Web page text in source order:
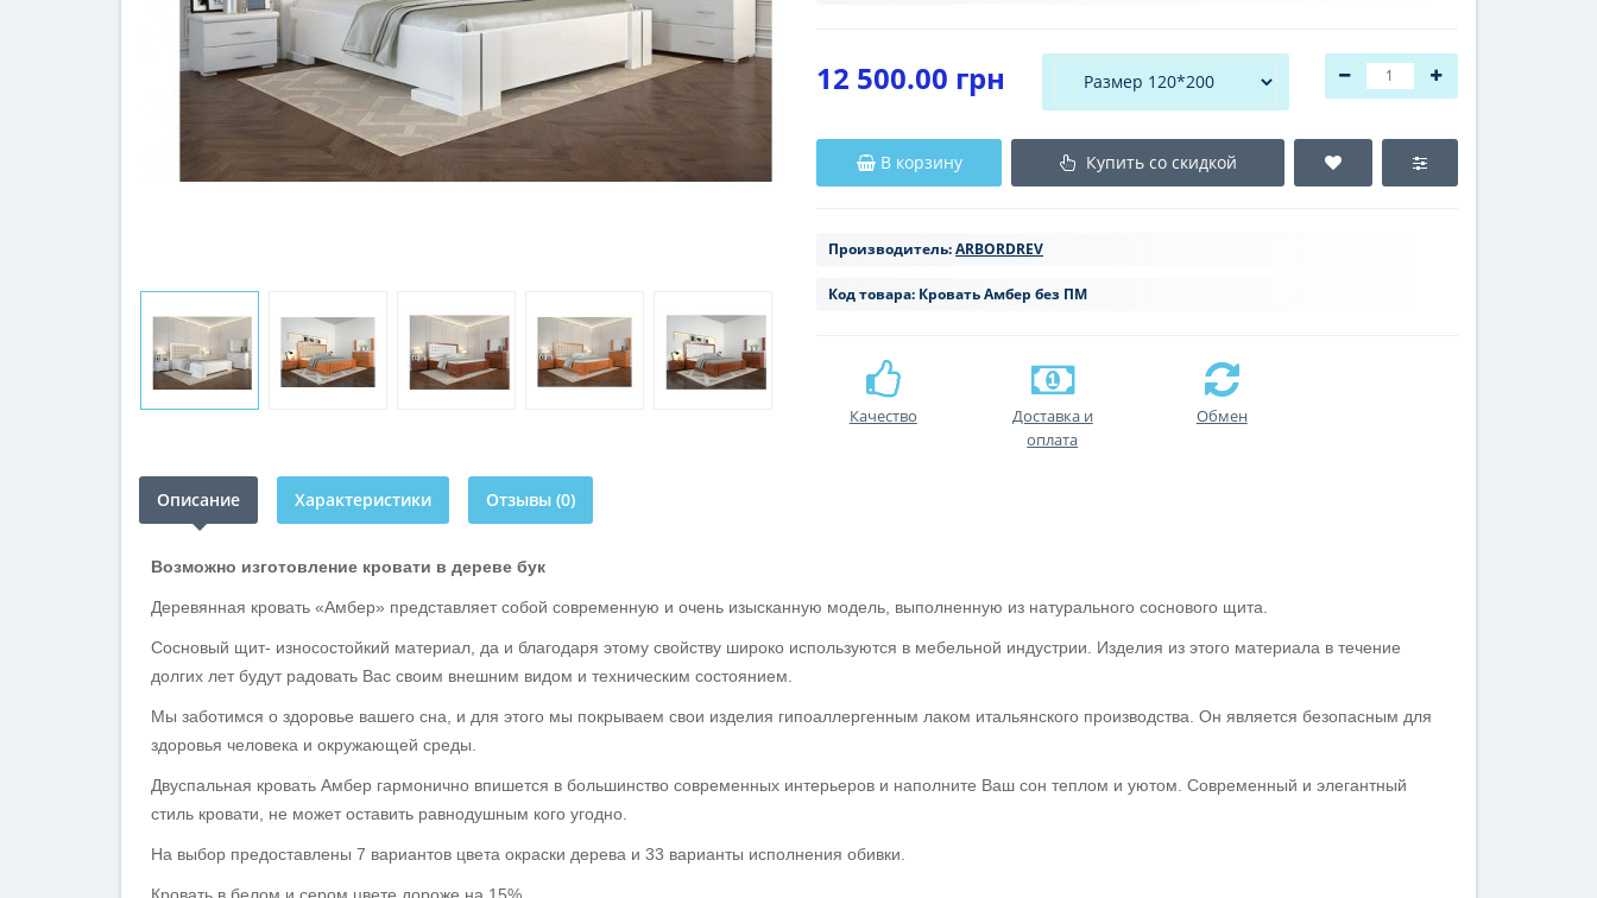
12 500.00 грн
В корзину Купить со скидкой
Производитель:ARBORDREV
Код товара: Кровать Амбер без ПМ
Качество
Доставка и
оплата
Обмен
Описание Характеристики Отзывы (0)
Возможно изготовление кровати в дереве бук
Деревянная кровать «Амбер» представляет собой современную и очень изысканную модель, выполненную из натурального соснового щита.
Сосновый щит- износостойкий материал, да и благодаря этому свойству широко используются в мебельной индустрии. Изделия из этого материала в течение
долгих лет будут радовать Вас своим внешним видом и техническим состоянием.
Мы заботимся о здоровье вашего сна, и для этого мы покрываем свои изделия гипоаллергенным лаком итальянского производства. Он является безопасным для
здоровья человека и окружающей среды.
Двуспальная кровать Амбер гармонично впишется в большинство современных интерьеров и наполните Ваш сон теплом и уютом. Современный и элегантный
стиль кровати, не может оставить равнодушным кого угодно.
На выбор предоставлены 7 вариантов цвета окраски дерева и 33 варианты исполнения обивки.